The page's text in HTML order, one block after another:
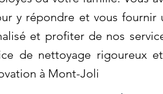
y répondre et vous fournir
et profiter de nos
de nettoyage rigoureux
à Mont-Joli